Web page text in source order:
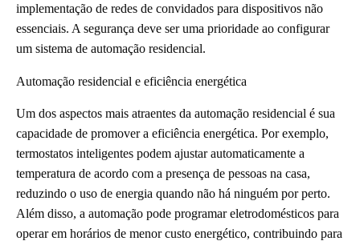
implementação de redes de convidados para dispositivos não
essenciais. A segurança deve ser uma prioridade ao configurar
um sistema de automação residencial.
Automação residencial e eficiência energética
Um dos aspectos mais atraentes da automação residencial é sua
capacidade de promover a eficiência energética. Por exemplo,
termostatos inteligentes podem ajustar automaticamente a
temperatura de acordo com a presença de pessoas na casa,
reduzindo o uso de energia quando não há ninguém por perto.
Além disso, a automação pode programar eletrodomésticos para
operar em horários de menor custo energético, contribuindo para